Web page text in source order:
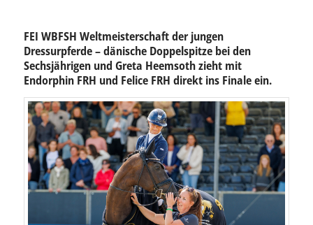
FEI WBFSH Weltmeisterschaft der jungen
Dressurpferde – dänische Doppelspitze bei den
Sechsjährigen und Greta Heemsoth zieht mit
Endorphin FRH und Felice FRH direkt ins Finale ein.